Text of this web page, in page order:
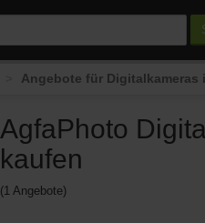
Angebote für Digitalkameras
AgfaPhoto
kaufen
(1 Angebote)